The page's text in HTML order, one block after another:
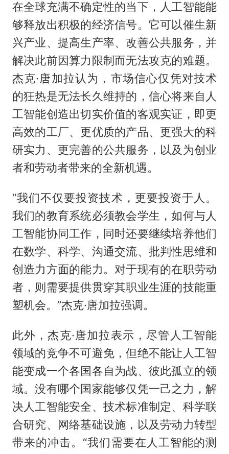
在全球充满不确定性的当下，人工智能能
够释放出积极的经济信号。它可以催生新
兴产业、提高生产率、改善公共服务，并
解决此前因算力限制而无法攻克的难题。
杰克·唐加拉认为，市场信心仅凭对技术
的狂热是无法长久维持的，信心将来自人
工智能创造出切实价值的客观实证，即更
高效的工厂、更优质的产品、更强大的科
研实力、更完善的公共服务，以及为创业
者和劳动者带来的全新机遇。
“我们不仅要投资技术，更要投资于人。
我们的教育系统必须教会学生，如何与人
工智能协同工作，同时还要继续培养他们
在数学、科学、沟通交流、批判性思维和
创造力方面的能力。对于现有的在职劳动
者，则需要提供贯穿其职业生涯的技能重
塑机会。”杰克·唐加拉强调。
此外，杰克·唐加拉表示，尽管人工智能
领域的竞争不可避免，但绝不能让人工智
能变成一个各国各自为战、彼此孤立的领
域。没有哪个国家能够仅凭一己之力，解
决人工智能安全、技术标准制定、科学联
合研究、网络基础设施，以及劳动力转型
带来的冲击。“我们需要在人工智能的测